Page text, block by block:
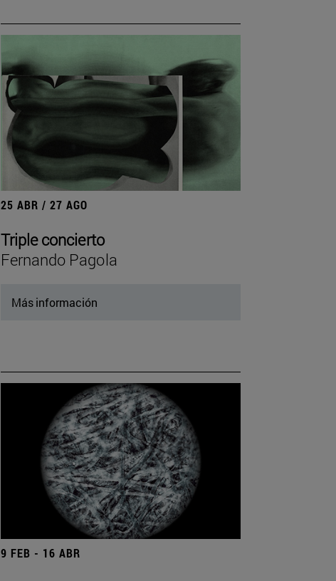
25 ABR / 27 AGO
Triple concierto
Fernando Pagola
Más información
9 FEB - 16 ABR